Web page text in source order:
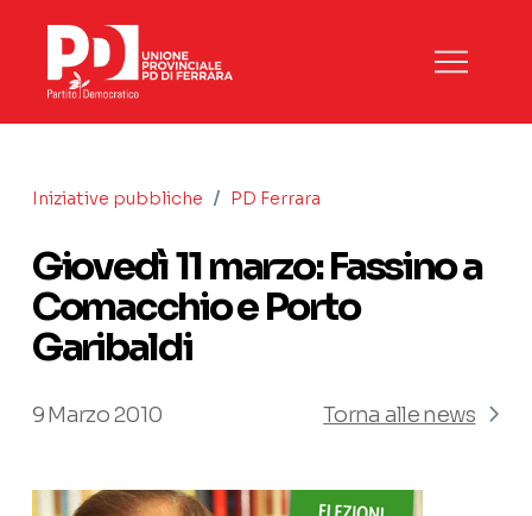
Iniziative pubbliche / PD Ferrara
Giovedì 11 marzo: Fassino a
Comacchio e Porto
Garibaldi
9 Marzo 2010 Torna alle news